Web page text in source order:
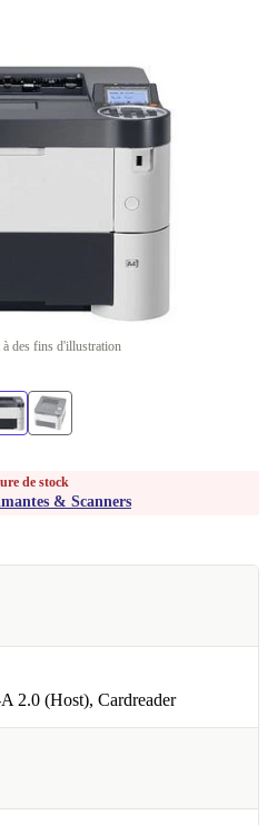
des fins d'illustration
de stock
& Scanners
2.0 (Host), Cardreader